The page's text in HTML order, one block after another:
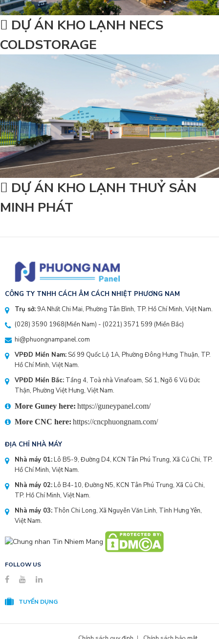
DỰ ÁN KHO LẠNH NECS
COLDSTORAGE
DỰ ÁN KHO LẠNH THUỶ SẢN
MINH PHÁT
CÔNG TY TNHH CÁCH ÂM CÁCH NHIỆT PHƯƠNG NAM
Trụ sở: 9A Nhất Chi Mai, Phường Tân Bình, TP. Hồ Chí Minh, Việt Nam.
(028) 3590 1968(Miền Nam) - (0221) 3571 599 (Miền Bắc)
hi@phuongnampanel.com
VPĐD Miền Nam:Số 99 Quốc Lộ 1A, Phường Đông Hưng Thuận, TP.
Hồ Chí Minh, Việt Nam.
VPĐD Miền Bắc: Tầng 4, Toà nhà Vinafoam, Số 1, Ngõ 6 Vũ Đức
Thận, Phường Việt Hưng, Việt Nam.
More Guney here: https://guneypanel.com/
More CNC here: https://cncphuongnam.com/
ĐỊA CHỈ NHÀ MÁY
Nhà máy 01:Lô B5-9, Đường D4, KCN Tân Phú Trung, Xã Củ Chi, TP.
Hồ Chí Minh, Việt Nam.
Nhà máy 02:Lô B4-10, Đường N5, KCN Tân Phú Trung, Xã Củ Chi,
TP. Hồ Chí Minh, Việt Nam.
Nhà máy 03: Thôn Chi Long, Xã Nguyễn Văn Linh, Tỉnh Hưng Yên,
Việt Nam.
FOLLOW US
TUYỂN DỤNG